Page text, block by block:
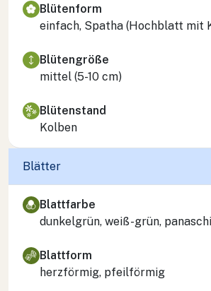
Blütenform
einfach, Spatha (Hochblatt mit
Blütengröße
mittel (5-10 cm)
Blütenstand
Kolben
Blätter
Blattfarbe
dunkelgrün, weiß-grün,
Blattform
herzförmig, pfeilförmig